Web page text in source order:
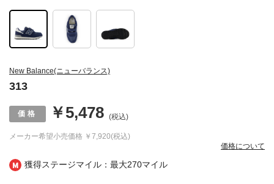
獲得ステージマイル：最大270マイル
New Balance(ニューバランス)
313
メーカー希望小売価格 ￥7,920(税込)
￥5,478 (税込)
価格について